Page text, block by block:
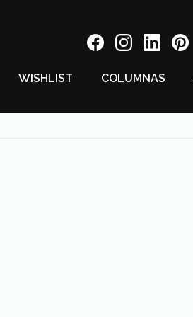
WISHLIST COLUMNAS